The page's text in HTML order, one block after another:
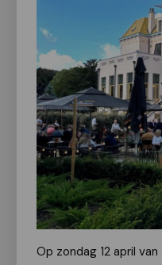
Op zondag 12 april